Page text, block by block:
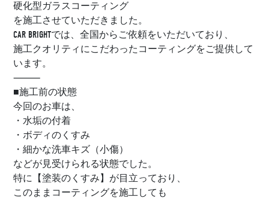
硬化型ガラスコーティング
を施工させていただきました。
CAR BRIGHTでは、全国からご依頼をいただいており、
施工クオリティにこだわったコーティングをご提供して
います。
⸻
■施工前の状態
今回のお車は、
・水垢の付着
・ボディのくすみ
・細かな洗車キズ（小傷）
などが見受けられる状態でした。
特に【塗装のくすみ】が目立っており、
このままコーティングを施工しても